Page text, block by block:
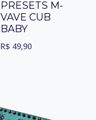
PRESETS M-
VAVE CUB
BABY
R$ 49,90